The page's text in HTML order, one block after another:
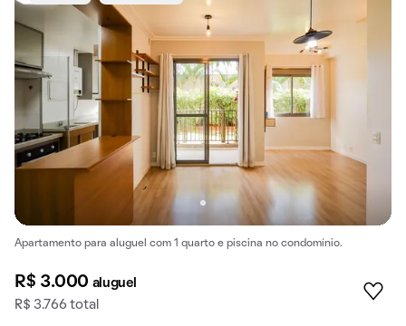
Apartamento para aluguel com 1 quarto e piscina no condomínio.
R$ 3.000 aluguel
R$ 3.766 total